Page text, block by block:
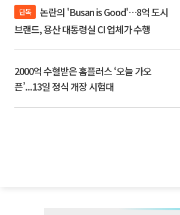
단독
브랜드, 용산 대통령실 CI 업체가 수행
2000억 수혈받은 홈플러스 ‘오늘 가오
픈’...13일 정식 개장 시험대